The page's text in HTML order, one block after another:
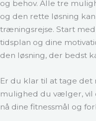
og behov. Alle tre
og den rette løsning
træningsrejse. Start
tidsplan og dine
den løsning, der bedst
Er du klar til at tage
mulighed du vælger,
nå dine fitnessmål og